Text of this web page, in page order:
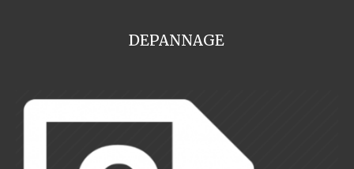
DEPANNAGE